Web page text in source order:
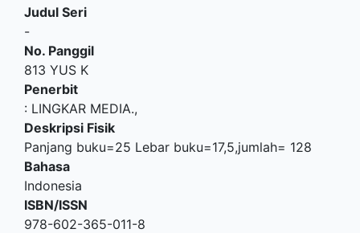
Judul Seri
-
No. Panggil
813 YUS K
Penerbit
: LINGKAR MEDIA.,
Deskripsi Fisik
Panjang buku=25 Lebar buku=17,5,jumlah= 128
Bahasa
Indonesia
ISBN/ISSN
978-602-365-011-8